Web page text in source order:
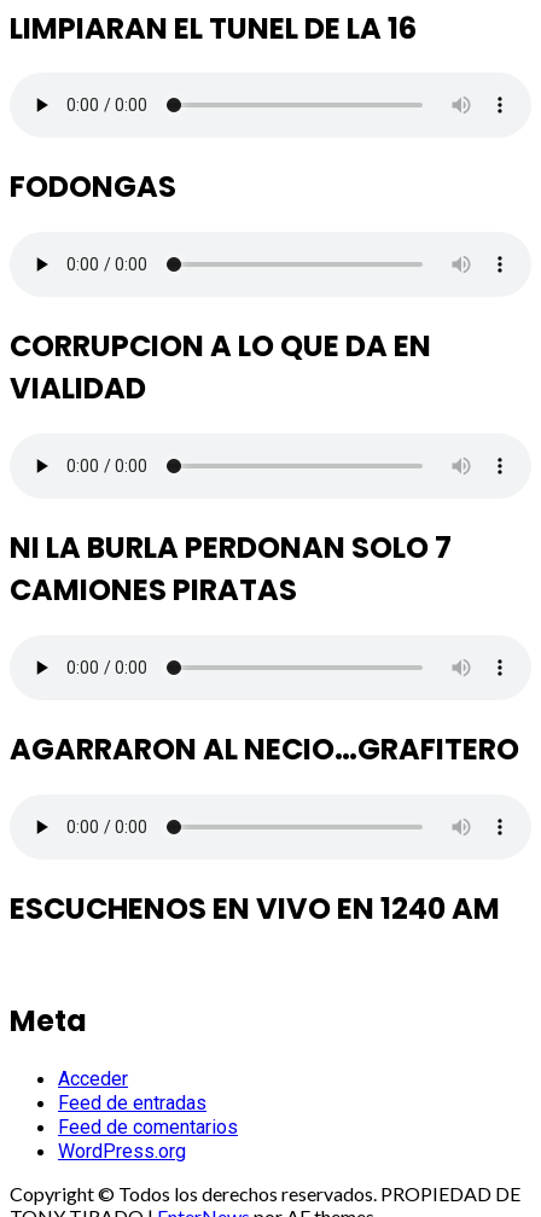
LIMPIARAN EL TUNEL DE LA 16
FODONGAS
CORRUPCION A LO QUE DA EN
VIALIDAD
NI LA BURLA PERDONAN SOLO 7
CAMIONES PIRATAS
AGARRARON AL NECIO…GRAFITERO
ESCUCHENOS EN VIVO EN 1240 AM
Meta
Acceder
Feed de entradas
Feed de comentarios
WordPress.org
Copyright © Todos los derechos reservados. PROPIEDAD DE